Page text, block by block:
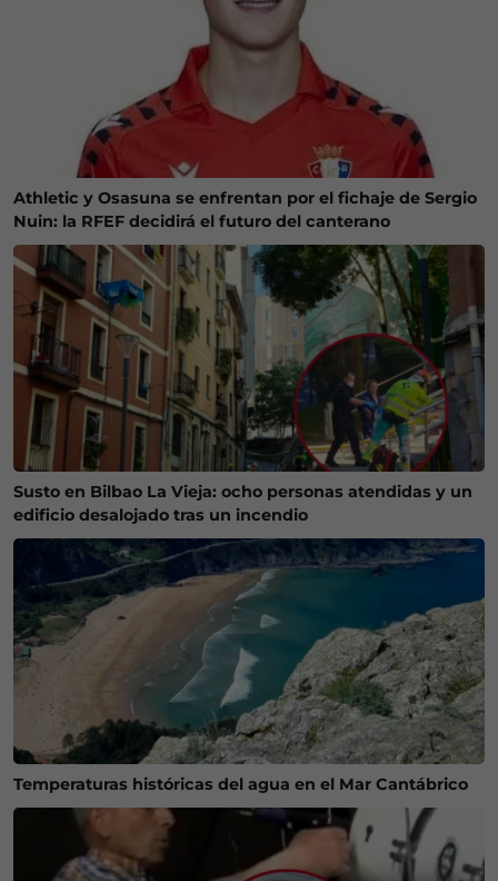
Athletic y Osasuna se enfrentan por el fichaje de Sergio
Nuin: la RFEF decidirá el futuro del canterano
Susto en Bilbao La Vieja: ocho personas atendidas y un
edificio desalojado tras un incendio
Temperaturas históricas del agua en el Mar Cantábrico